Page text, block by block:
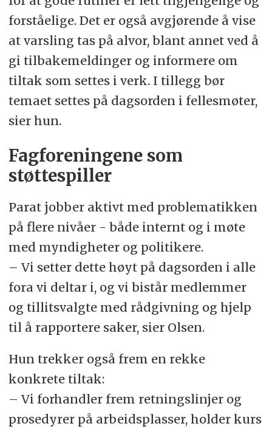
Midlertidig ansatte er mer utsatt
enn fast ansatte
Kilde: Trakasseringsbarometeret 2025
forståelige. Det er også avgjørende å vise
at varsling tas på alvor, blant annet ved å
gi tilbakemeldinger og informere om
tiltak som settes i verk. I tillegg bør
temaet settes på dagsorden i fellesmøter,
sier hun.
Fagforeningene som
støttespiller
Parat jobber aktivt med problematikken
på flere nivåer - både internt og i møte
med myndigheter og politikere.
– Vi setter dette høyt på dagsorden i alle
fora vi deltar i, og vi bistår medlemmer
og tillitsvalgte med rådgivning og hjelp
til å rapportere saker, sier Olsen.
Hun trekker også frem en rekke
konkrete tiltak:
– Vi forhandler frem retningslinjer og
prosedyrer på arbeidsplasser, holder kurs